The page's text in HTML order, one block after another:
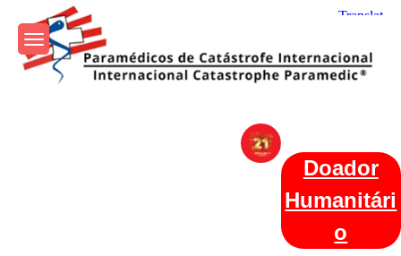
content
Internacional
Doador
Humanitári
o